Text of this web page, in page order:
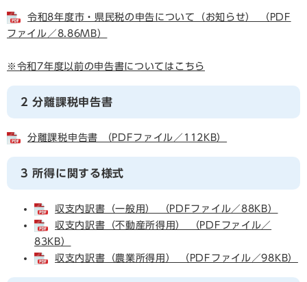
令和8年度市・県民税の申告について（お知らせ） （PDF
ファイル／8.86MB）
※令和7年度以前の申告書についてはこちら
2 分離課税申告書
分離課税申告書 （PDFファイル／112KB）
3 所得に関する様式
収支内訳書（一般用） （PDFファイル／88KB）
収支内訳書（不動産所得用） （PDFファイル／
83KB）
収支内訳書（農業所得用） （PDFファイル／98KB）